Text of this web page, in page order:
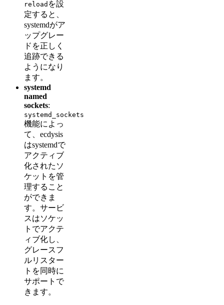
reload を設
定すると、
systemdがア
ップグレー
ドを正しく
追跡できる
ようになり
ます。
systemd
named
sockets:
systemd_sockets
機能によっ
て、ecdysis
はsystemdで
アクティブ
化されたソ
ケットを管
理すること
ができま
す。サービ
スはソケッ
トでアクテ
ィブ化し、
グレースフ
ルリスター
トを同時に
サポートで
きます。